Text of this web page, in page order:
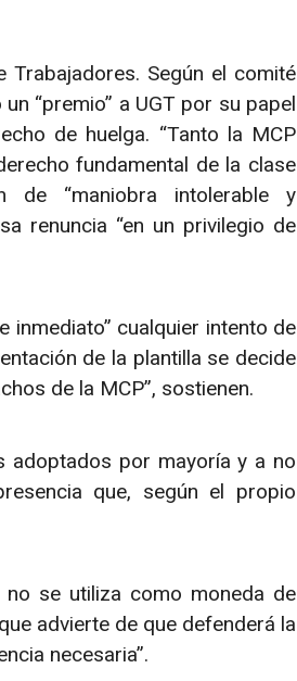
Trabajadores. Según el comité
“premio” a UGT por su papel
de huelga. “Tanto la MCP
fundamental de la clase
de “maniobra intolerable y
renuncia “en un privilegio de
inmediato” cualquier intento de
de la plantilla se decide
de la MCP”, sostienen.
adoptados por mayoría y a no
que, según el propio
se utiliza como moneda de
advierte de que defenderá la
necesaria”.